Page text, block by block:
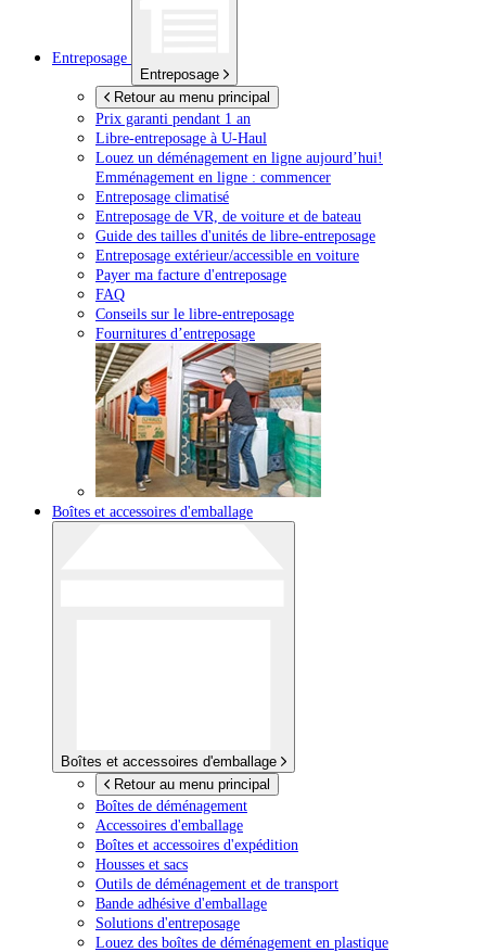
Entreposage
Entreposage
Retour au menu principal
Prix garanti pendant 1 an
Libre-entreposage à U-Haul
Louez un déménagement en ligne aujourd’hui!
Emménagement en ligne : commencer
Entreposage climatisé
Entreposage de VR, de voiture et de bateau
Guide des tailles d'unités de libre-entreposage
Entreposage extérieur/accessible en voiture
Payer ma facture d'entreposage
FAQ
Conseils sur le libre-entreposage
Fournitures d’entreposage
Boîtes et accessoires d'emballage
Boîtes et accessoires d'emballage
Retour au menu principal
Boîtes de déménagement
Accessoires d'emballage
Boîtes et accessoires d'expédition
Housses et sacs
Outils de déménagement et de transport
Bande adhésive d'emballage
Solutions d'entreposage
Louez des boîtes de déménagement en plastique